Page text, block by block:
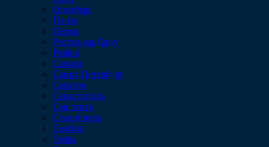
Оренбург
Пенза
Пермь
Ростов-на-Дону
Рязань
Самара
Санкт-Петербург
Саратов
Севастополь
Смоленск
Ставрополь
Тамбов
Тверь